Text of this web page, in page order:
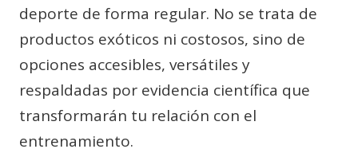
deporte de forma regular. No se trata de
productos exóticos ni costosos, sino de
opciones accesibles, versátiles y
respaldadas por evidencia científica que
transformarán tu relación con el
entrenamiento.